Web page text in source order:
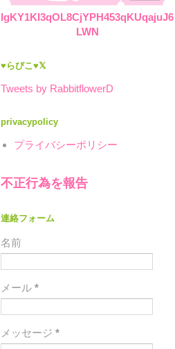
IgKY1KI3qOL8CjYPH453qKUqajuJ6
LWN
♥らびこ♥𝕏
Tweets by RabbitflowerD
privacypolicy
プライバシーポリシー
不正行為を報告
連絡フォーム
名前
メール *
メッセージ *